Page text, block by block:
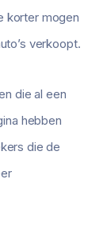
korter mogen
verkoopt.
die al een
hebben
die de